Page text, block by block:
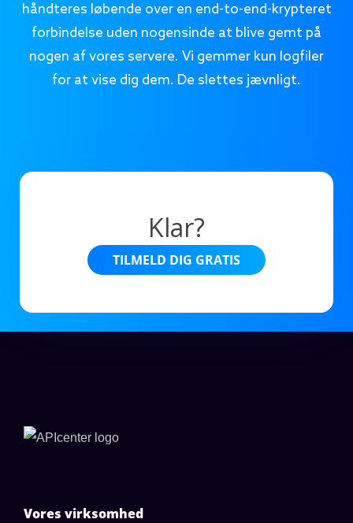
håndteres løbende over en end-to-end-krypteret
forbindelse uden nogensinde at blive gemt på
nogen af vores servere. Vi gemmer kun logfiler
for at vise dig dem. De slettes jævnligt.
Klar?
TILMELD DIG GRATIS
Vores virksomhed